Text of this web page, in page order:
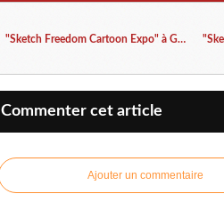
"Sketch Freedom Cartoon Expo" à Göteborg en Suède
Commenter cet article
Ajouter un commentaire